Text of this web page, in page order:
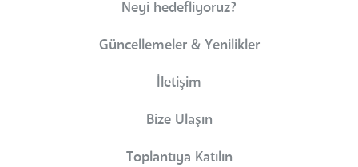
Neyi hedefliyoruz?
Güncellemeler & Yenilikler
İletişim
Bize Ulaşın
Toplantıya Katılın